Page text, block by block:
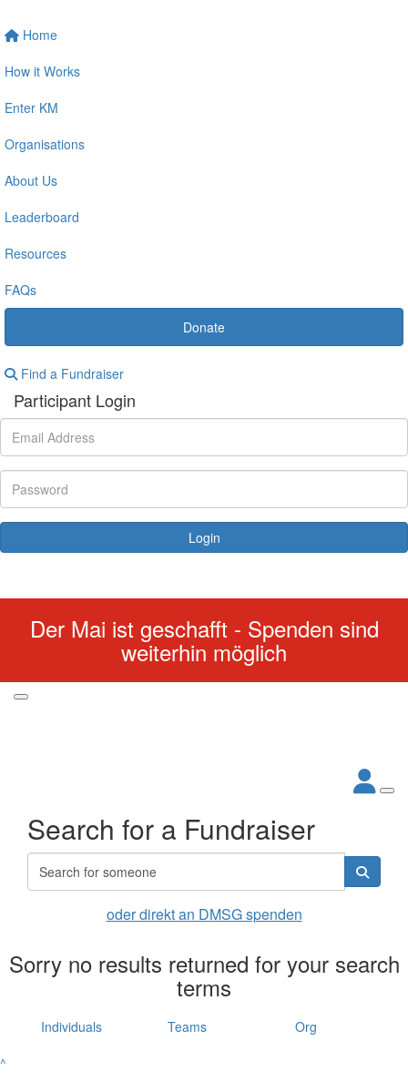
Home
How it Works
Enter KM
Organisations
About Us
Leaderboard
Resources
FAQs
Donate
Find a Fundraiser
Participant Login
Login
Der Mai ist geschafft - Spenden sind
weiterhin möglich
Search for a Fundraiser
oder direkt an DMSG spenden
Sorry no results returned for your search
terms
Individuals Teams
Org
^